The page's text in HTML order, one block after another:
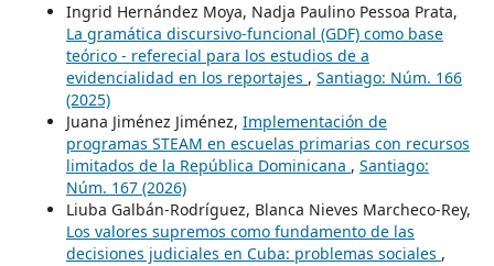
Ingrid Hernández Moya, Nadja Paulino Pessoa Prata,
La gramática discursivo-funcional (GDF) como base
teórico - referecial para los estudios de a
evidencialidad en los reportajes , Santiago: Núm. 166
(2025)
Juana Jiménez Jiménez, Implementación de
programas STEAM en escuelas primarias con recursos
limitados de la República Dominicana , Santiago:
Núm. 167 (2026)
Liuba Galbán-Rodríguez, Blanca Nieves Marcheco-Rey,
Los valores supremos como fundamento de las
decisiones judiciales en Cuba: problemas sociales ,